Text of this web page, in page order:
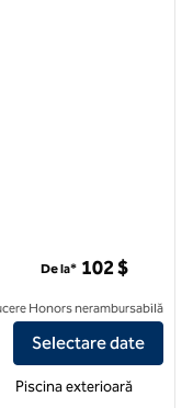
Inn Waldorf
De la* 102 $
Honors nerambursabilă
Selectare date
Piscina exterioară